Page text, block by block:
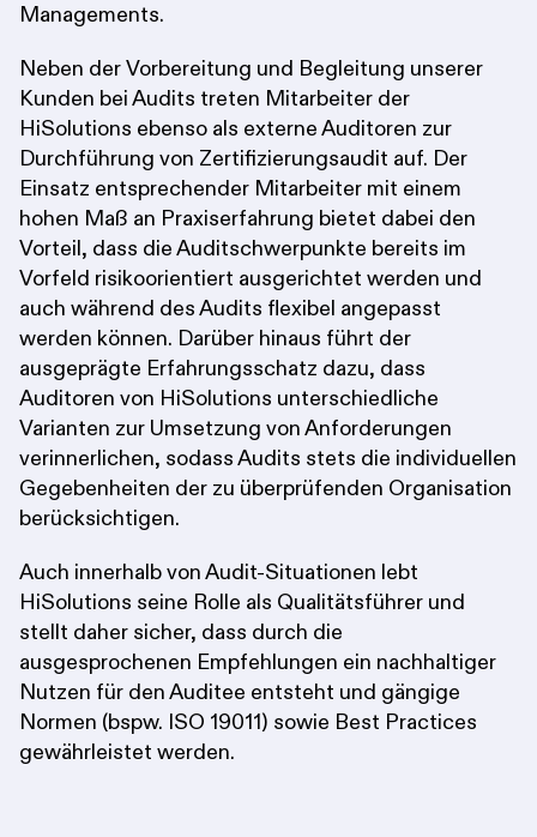
Managements.
Neben der Vorbereitung und Begleitung unserer
Kunden bei Audits treten Mitarbeiter der
HiSolutions ebenso als externe Auditoren zur
Durchführung von Zertifizierungsaudit auf. Der
Einsatz entsprechender Mitarbeiter mit einem
hohen Maß an Praxiserfahrung bietet dabei den
Vorteil, dass die Auditschwerpunkte bereits im
Vorfeld risikoorientiert ausgerichtet werden und
auch während des Audits flexibel angepasst
werden können. Darüber hinaus führt der
ausgeprägte Erfahrungsschatz dazu, dass
Auditoren von HiSolutions unterschiedliche
Varianten zur Umsetzung von Anforderungen
verinnerlichen, sodass Audits stets die individuellen
Gegebenheiten der zu überprüfenden Organisation
berücksichtigen.
Auch innerhalb von Audit-Situationen lebt
HiSolutions seine Rolle als Qualitätsführer und
stellt daher sicher, dass durch die
ausgesprochenen Empfehlungen ein nachhaltiger
Nutzen für den Auditee entsteht und gängige
Normen (bspw. ISO 19011) sowie Best Practices
gewährleistet werden.